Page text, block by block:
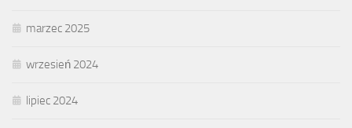
marzec 2025
wrzesień 2024
lipiec 2024